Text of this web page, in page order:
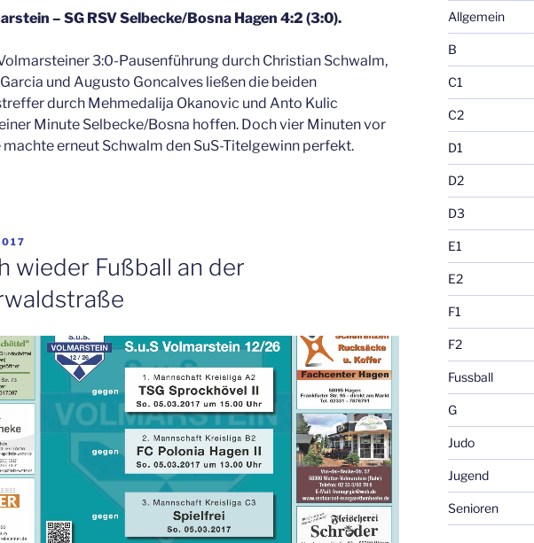
– SG RSV Selbecke/Bosna Hagen 4:2 (3:0).
3:0-Pausenführung durch Christian Schwalm,
und Augusto Goncalves ließen die beiden
durch Mehmedalija Okanovic und Anto Kulic
Minute Selbecke/Bosna hoffen. Doch vier Minuten vor
machte erneut Schwalm den SuS-Titelgewinn perfekt.
wieder Fußball an der
Allgemein
B
C1
C2
D1
D2
D3
E1
E2
F1
F2
Fussball
G
Judo
Jugend
Senioren